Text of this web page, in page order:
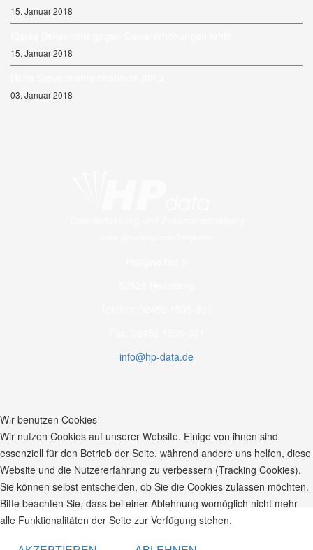
15. Januar 2018
15. Januar 2018
03. Januar 2018
info@hp-data.de
Wir benutzen Cookies
Wir nutzen Cookies auf unserer Website. Einige von ihnen sind
essenziell für den Betrieb der Seite, während andere uns helfen, diese
Website und die Nutzererfahrung zu verbessern (Tracking Cookies).
Sie können selbst entscheiden, ob Sie die Cookies zulassen möchten.
Bitte beachten Sie, dass bei einer Ablehnung womöglich nicht mehr
alle Funktionalitäten der Seite zur Verfügung stehen.